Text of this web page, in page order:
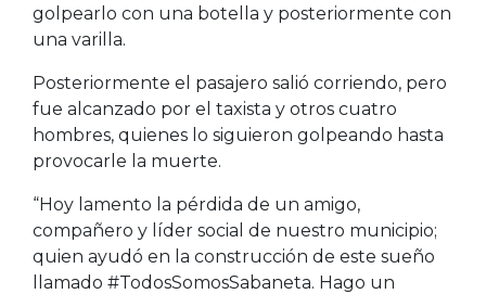
golpearlo con una botella y posteriormente con
una varilla.
Posteriormente el pasajero salió corriendo, pero
fue alcanzado por el taxista y otros cuatro
hombres, quienes lo siguieron golpeando hasta
provocarle la muerte.
“Hoy lamento la pérdida de un amigo,
compañero y líder social de nuestro municipio;
quien ayudó en la construcción de este sueño
llamado #TodosSomosSabaneta. Hago un